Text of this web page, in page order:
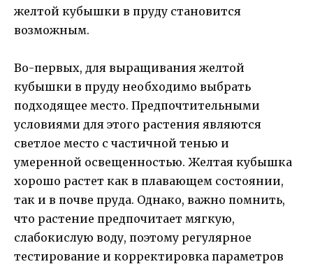
желтой кубышки в пруду становится
возможным.
Во-первых, для выращивания желтой
кубышки в пруду необходимо выбрать
подходящее место. Предпочтительными
условиями для этого растения являются
светлое место с частичной тенью и
умеренной освещенностью. Желтая кубышка
хорошо растет как в плавающем состоянии,
так и в почве пруда. Однако, важно помнить,
что растение предпочитает мягкую,
слабокислую воду, поэтому регулярное
тестирование и корректировка параметров